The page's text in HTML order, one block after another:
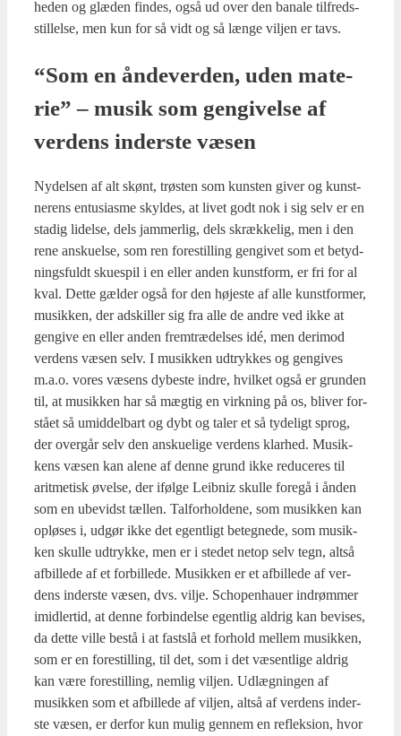
he­den og glæ­den fin­des, også ud over den bana­le til­freds­
stil­lel­se, men kun for så vidt og så læn­ge vilj­en er tavs.
“Som en ånde­ver­den, uden mate­
rie” – musik som gen­gi­vel­se af
ver­dens inder­ste væsen
Nydel­sen af alt skønt, trø­sten som kun­sten giver og kunst­
ne­rens entu­si­as­me skyl­des, at livet godt nok i sig selv er en
sta­dig lidel­se, dels jam­mer­lig, dels skræk­ke­lig, men i den
rene ansku­el­se, som ren fore­stil­ling gen­gi­vet som et betyd­
nings­fuldt sku­e­spil i en eller anden kunst­form, er fri for al
kval. Det­te gæl­der også for den høje­ste af alle kunst­for­mer,
musik­ken, der adskil­ler sig fra alle de andre ved ikke at
gen­gi­ve en eller anden frem­træ­del­ses idé, men der­i­mod
ver­dens væsen selv. I musik­ken udtryk­kes og gen­gi­ves
m.a.o. vores væsens dybe­ste indre, hvil­ket også er grun­den
til, at musik­ken har så mæg­tig en virk­ning på os, bli­ver for­
stå­et så umid­del­bart og dybt og taler et så tyde­ligt sprog,
der over­går selv den ansku­e­li­ge ver­dens klar­hed. Musik­
kens væsen kan ale­ne af den­ne grund ikke redu­ce­res til
arit­me­tisk øvel­se, der iføl­ge Leib­niz skul­le fore­gå i ånden
som en ube­vidst tæl­len. Tal­for­hol­de­ne, som musik­ken kan
oplø­ses i, udgør ikke det egent­ligt beteg­ne­de, som musik­
ken skul­le udtryk­ke, men er i ste­det net­op selv tegn, alt­så
afbil­le­de af et for­bil­le­de. Musik­ken er et afbil­le­de af ver­
dens inder­ste væsen, dvs. vil­je. Scho­pen­hau­er indrøm­mer
imid­ler­tid, at den­ne for­bin­del­se egent­lig aldrig kan bevi­ses,
da det­te vil­le bestå i at fast­slå et for­hold mel­lem musik­ken,
som er en fore­stil­ling, til det, som i det væsent­li­ge aldrig
kan være fore­stil­ling, nem­lig vilj­en. Udlæg­nin­gen af
musik­ken som et afbil­le­de af vilj­en, alt­så af ver­dens inder­
ste væsen, er der­for kun mulig gen­nem en reflek­sion, hvor